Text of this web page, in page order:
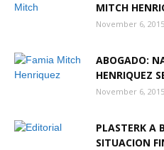
MITCH
November 6, 2015
ABOGADO:
HENRIQUEZ
November 6, 2015
PLASTERK A
SITUACION